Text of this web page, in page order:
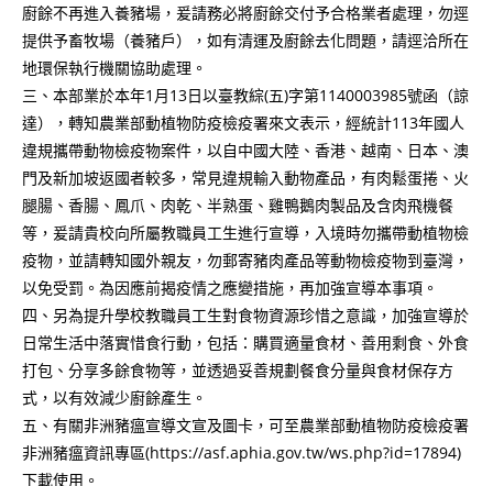
廚餘不再進入養豬場，爰請務必將廚餘交付予合格業者處理，勿逕
提供予畜牧場（養豬戶），如有清運及廚餘去化問題，請逕洽所在
地環保執行機關協助處理。
三、本部業於本年1月13日以臺教綜(五)字第1140003985號函（諒
達），轉知農業部動植物防疫檢疫署來文表示，經統計113年國人
違規攜帶動物檢疫物案件，以自中國大陸、香港、越南、日本、澳
門及新加坡返國者較多，常見違規輸入動物產品，有肉鬆蛋捲、火
腿腸、香腸、鳳爪、肉乾、半熟蛋、雞鴨鵝肉製品及含肉飛機餐
等，爰請貴校向所屬教職員工生進行宣導，入境時勿攜帶動植物檢
疫物，並請轉知國外親友，勿郵寄豬肉產品等動物檢疫物到臺灣，
以免受罰。為因應前揭疫情之應變措施，再加強宣導本事項。
四、另為提升學校教職員工生對食物資源珍惜之意識，加強宣導於
日常生活中落實惜食行動，包括：購買適量食材、善用剩食、外食
打包、分享多餘食物等，並透過妥善規劃餐食分量與食材保存方
式，以有效減少廚餘產生。
五、有關非洲豬瘟宣導文宣及圖卡，可至農業部動植物防疫檢疫署
非洲豬瘟資訊專區(https://asf.aphia.gov.tw/ws.php?id=17894)
下載使用。